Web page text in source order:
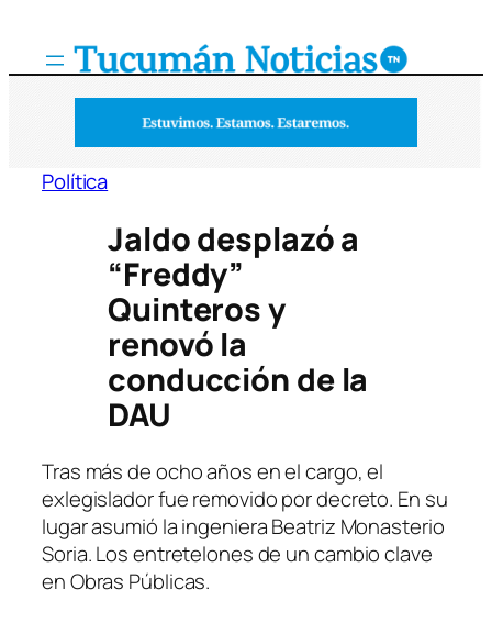
Política
Jaldo desplazó a
“Freddy”
Quinteros y
renovó la
conducción de la
DAU
Tras más de ocho años en el cargo, el
exlegislador fue removido por decreto. En su
lugar asumió la ingeniera Beatriz Monasterio
Soria. Los entretelones de un cambio clave
en Obras Públicas.